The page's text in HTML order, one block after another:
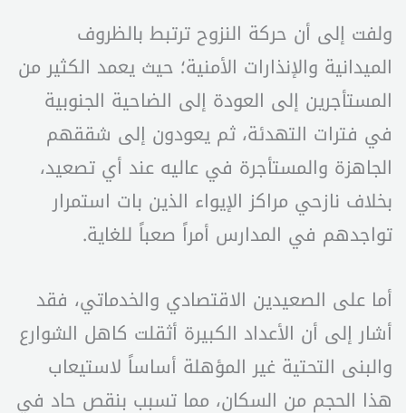
ولفت إلى أن حركة النزوح ترتبط بالظروف
الميدانية والإنذارات الأمنية؛ حيث يعمد الكثير من
المستأجرين إلى العودة إلى الضاحية الجنوبية
في فترات التهدئة، ثم يعودون إلى شققهم
الجاهزة والمستأجرة في عاليه عند أي تصعيد،
بخلاف نازحي مراكز الإيواء الذين بات استمرار
تواجدهم في المدارس أمراً صعباً للغاية.
أما على الصعيدين الاقتصادي والخدماتي، فقد
أشار إلى أن الأعداد الكبيرة أثقلت كاهل الشوارع
والبنى التحتية غير المؤهلة أساساً لاستيعاب
هذا الحجم من السكان، مما تسبب بنقص حاد في